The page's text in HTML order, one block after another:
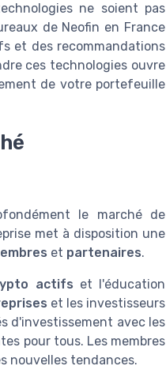
ne soient pas
de Neofin en France
et des recommandations
ces technologies ouvre
de votre portefeuille
le marché de
met à disposition une
et partenaires.
actifs et l'éducation
et les investisseurs
d'investissement avec les
pour tous. Les membres
nouvelles tendances.